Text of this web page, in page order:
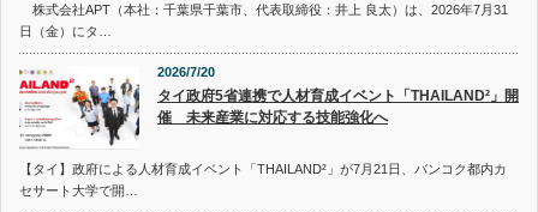
株式会社APT（本社：千葉県千葉市、代表取締役：井上 良太）は、2026年7月31
日（金）にタ…
2026/7/20
タイ政府5省連携で人材育成イベント「THAILAND²」開
催 未来産業に対応する技能強化へ
【タイ】政府による人材育成イベント「THAILAND²」が7月21日、バンコク都内カ
セサート大学で開…